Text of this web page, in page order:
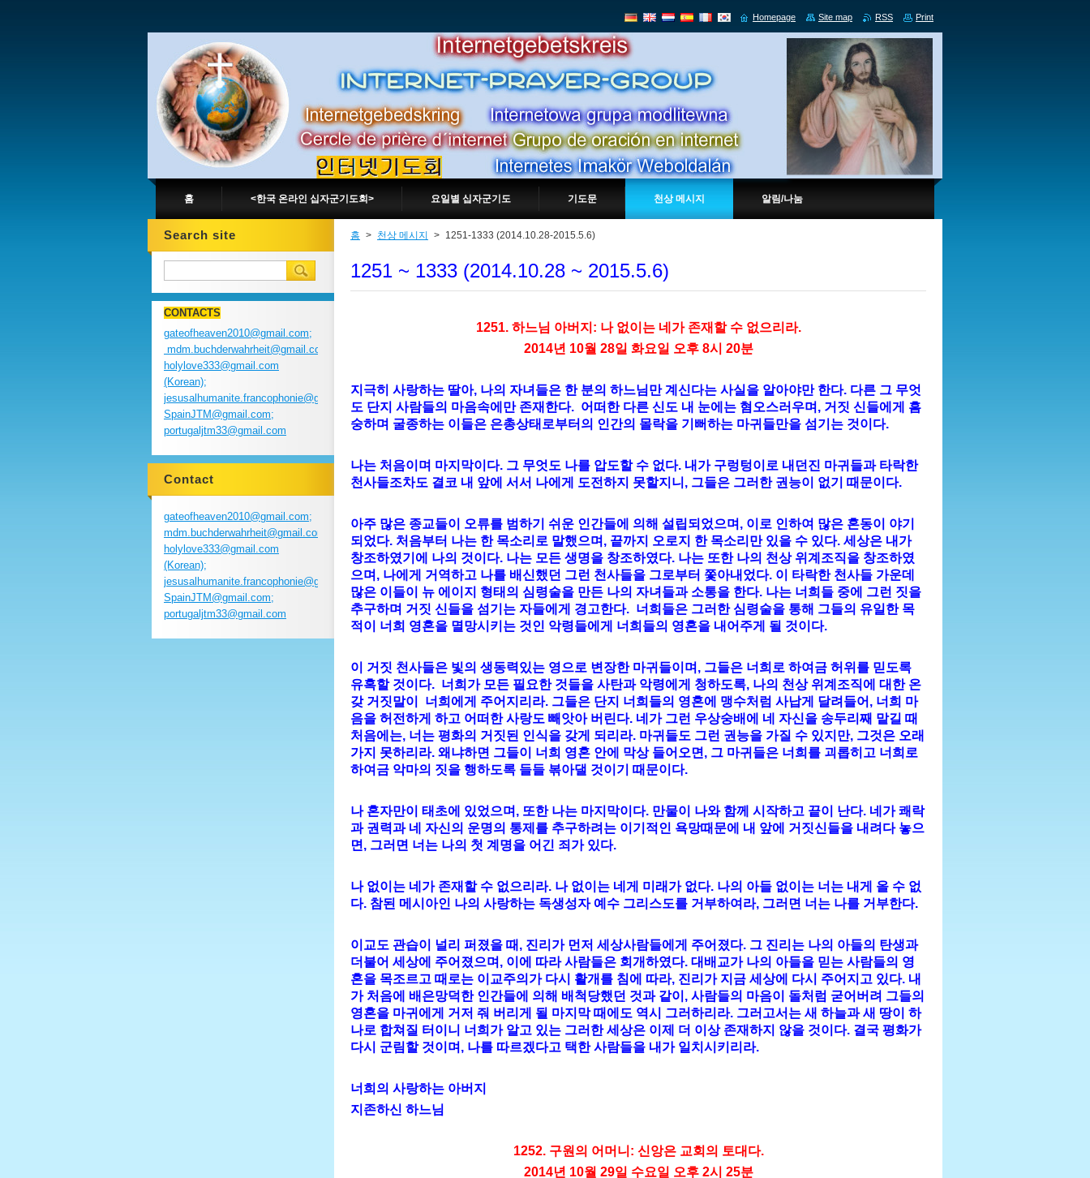
홈 <한국 온라인 십자군기도회> 요일별 십자군기도 기도문 천상 메시지 알림/나눔
홈 > 천상 메시지 > 1251-1333 (2014.10.28-2015.5.6)
1251 ~ 1333 (2014.10.28 ~ 2015.5.6)
1251. 하느님 아버지: 나 없이는 네가 존재할 수 없으리라.
2014년 10월 28일 화요일 오후 8시 20분
지극히 사랑하는 딸아, 나의 자녀들은 한 분의 하느님만 계신다는 사실을 알아야만 한다. 다른 그 무엇
도 단지 사람들의 마음속에만 존재한다. 어떠한 다른 신도 내 눈에는 혐오스러우며, 거짓 신들에게 흠
숭하며 굴종하는 이들은 은총상태로부터의 인간의 몰락을 기뻐하는 마귀들만을 섬기는 것이다.
나는 처음이며 마지막이다. 그 무엇도 나를 압도할 수 없다. 내가 구렁텅이로 내던진 마귀들과 타락한
천사들조차도 결코 내 앞에 서서 나에게 도전하지 못할지니, 그들은 그러한 권능이 없기 때문이다.
아주 많은 종교들이 오류를 범하기 쉬운 인간들에 의해 설립되었으며, 이로 인하여 많은 혼동이 야기
되었다. 처음부터 나는 한 목소리로 말했으며, 끝까지 오로지 한 목소리만 있을 수 있다. 세상은 내가
창조하였기에 나의 것이다. 나는 모든 생명을 창조하였다. 나는 또한 나의 천상 위계조직을 창조하였
으며, 나에게 거역하고 나를 배신했던 그런 천사들을 그로부터 쫓아내었다. 이 타락한 천사들 가운데
많은 이들이 뉴 에이지 형태의 심령술을 만든 나의 자녀들과 소통을 한다. 나는 너희들 중에 그런 짓을
추구하며 거짓 신들을 섬기는 자들에게 경고한다. 너희들은 그러한 심령술을 통해 그들의 유일한 목
적이 너희 영혼을 멸망시키는 것인 악령들에게 너희들의 영혼을 내어주게 될 것이다.
이 거짓 천사들은 빛의 생동력있는 영으로 변장한 마귀들이며, 그들은 너희로 하여금 허위를 믿도록
유혹할 것이다. 너희가 모든 필요한 것들을 사탄과 악령에게 청하도록, 나의 천상 위계조직에 대한 온
갖 거짓말이 너희에게 주어지리라. 그들은 단지 너희들의 영혼에 맹수처럼 사납게 달려들어, 너희 마
음을 허전하게 하고 어떠한 사랑도 빼앗아 버린다. 네가 그런 우상숭배에 네 자신을 송두리째 맡길 때
처음에는, 너는 평화의 거짓된 인식을 갖게 되리라. 마귀들도 그런 권능을 가질 수 있지만, 그것은 오래
가지 못하리라. 왜냐하면 그들이 너희 영혼 안에 막상 들어오면, 그 마귀들은 너희를 괴롭히고 너희로
하여금 악마의 짓을 행하도록 들들 볶아댈 것이기 때문이다.
나 혼자만이 태초에 있었으며, 또한 나는 마지막이다. 만물이 나와 함께 시작하고 끝이 난다. 네가 쾌락
과 권력과 네 자신의 운명의 통제를 추구하려는 이기적인 욕망때문에 내 앞에 거짓신들을 내려다 놓으
면, 그러면 너는 나의 첫 계명을 어긴 죄가 있다.
나 없이는 네가 존재할 수 없으리라. 나 없이는 네게 미래가 없다. 나의 아들 없이는 너는 내게 올 수 없
다. 참된 메시아인 나의 사랑하는 독생성자 예수 그리스도를 거부하여라, 그러면 너는 나를 거부한다.
이교도 관습이 널리 퍼졌을 때, 진리가 먼저 세상사람들에게 주어졌다. 그 진리는 나의 아들의 탄생과
더불어 세상에 주어졌으며, 이에 따라 사람들은 회개하였다. 대배교가 나의 아들을 믿는 사람들의 영
혼을 목조르고 때로는 이교주의가 다시 활개를 침에 따라, 진리가 지금 세상에 다시 주어지고 있다. 내
가 처음에 배은망덕한 인간들에 의해 배척당했던 것과 같이, 사람들의 마음이 돌처럼 굳어버려 그들의
영혼을 마귀에게 거저 줘 버리게 될 마지막 때에도 역시 그러하리라. 그러고서는 새 하늘과 새 땅이 하
나로 합쳐질 터이니 너희가 알고 있는 그러한 세상은 이제 더 이상 존재하지 않을 것이다. 결국 평화가
다시 군림할 것이며, 나를 따르겠다고 택한 사람들을 내가 일치시키리라.
너희의 사랑하는 아버지
지존하신 하느님
1252. 구원의 어머니: 신앙은 교회의 토대다.
2014년 10월 29일 수요일 오후 2시 25분
Search site
CONTACTS
gateofheaven2010@gmail.com;
mdm.buchderwahrheit@gmail.com;
holylove333@gmail.com
(Korean);
jesusalhumanite.francophonie@gmail.com;
SpainJTM@gmail.com;
portugaljtm33@gmail.com
Contact
gateofheaven2010@gmail.com;
mdm.buchderwahrheit@gmail.com;
holylove333@gmail.com
(Korean);
jesusalhumanite.francophonie@gmail.com;
SpainJTM@gmail.com;
portugaljtm33@gmail.com
Homepage Site map RSS Print